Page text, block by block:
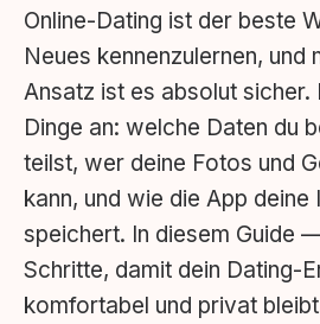
Online-Dating ist der beste
Neues kennenzulernen, und
Ansatz ist es absolut sicher.
Dinge an: welche Daten du
teilst, wer deine Fotos und
kann, und wie die App deine
speichert. In diesem Guide
Schritte, damit dein Dating-
komfortabel und privat